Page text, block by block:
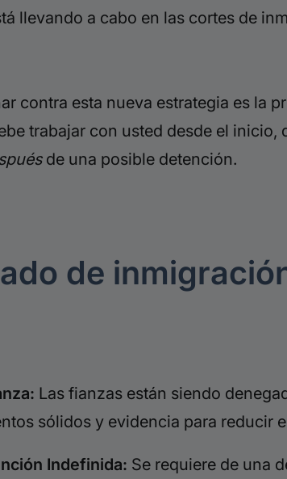
llevando a cabo en las cortes de
contra esta nueva estrategia es la
trabajar con usted desde el inicio,
de una posible detención.
de
Las fianzas están siendo
sólidos y evidencia para reducir
Indefinida: Se requiere de una